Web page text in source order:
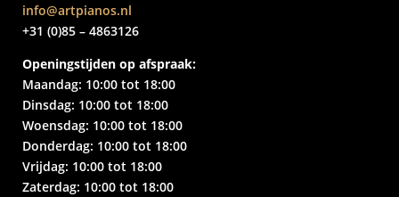
info@artpianos.nl
+31 (0)85 – 4863126
Openingstijden op afspraak:
Maandag: 10:00 tot 18:00
Dinsdag: 10:00 tot 18:00
Woensdag: 10:00 tot 18:00
Donderdag: 10:00 tot 18:00
Vrijdag: 10:00 tot 18:00
Zaterdag: 10:00 tot 18:00